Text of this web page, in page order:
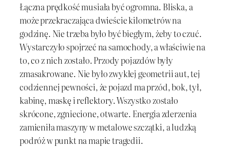
Łączna prędkość musiała być ogromna. Bliska, a
może przekraczająca dwieście kilometrów na
godzinę. Nie trzeba było być biegłym, żeby to czuć.
Wystarczyło spojrzeć na samochody, a właściwie na
to, co z nich zostało. Przody pojazdów były
zmasakrowane. Nie było zwykłej geometrii aut, tej
codziennej pewności, że pojazd ma przód, bok, tył,
kabinę, maskę i reflektory. Wszystko zostało
skrócone, zgniecione, otwarte. Energia zderzenia
zamieniła maszyny w metalowe szczątki, a ludzką
podróż w punkt na mapie tragedii.